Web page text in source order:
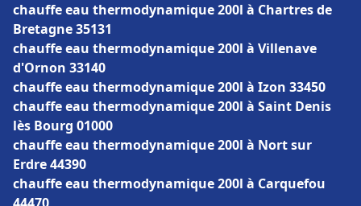
chauffe eau thermodynamique 200l à Chartres de
Bretagne 35131
chauffe eau thermodynamique 200l à Villenave
d'Ornon 33140
chauffe eau thermodynamique 200l à Izon 33450
chauffe eau thermodynamique 200l à Saint Denis
lès Bourg 01000
chauffe eau thermodynamique 200l à Nort sur
Erdre 44390
chauffe eau thermodynamique 200l à Carquefou